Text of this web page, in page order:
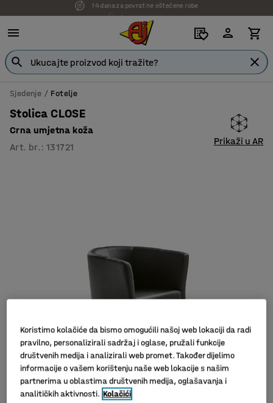
7 godina garancije
Sjedenje Fotelje
Stolica CLOSE
Crna umjetna koža
Art. br. :131721
Prikaži u AR
Koristimo kolačiće da bismo omogućili našoj web lokaciji da radi
pravilno, personalizirali sadržaj i oglase, pružali funkcije
društvenih medija i analizirali web promet. Također dijelimo
informacije o vašem korištenju naše web lokacije s našim
partnerima u oblastima društvenih medija, oglašavanja i
analitičkih aktivnosti. Kolačići